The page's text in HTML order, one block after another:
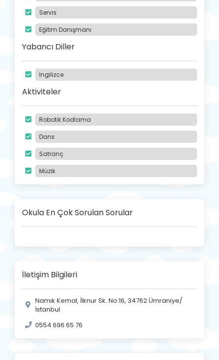
Servis
Eğitim Danışmanı
Yabancı Diller
İngilizce
Aktiviteler
Robotik Kodlama
Dans
Satranç
Müzik
Okula En Çok Sorulan Sorular
İletişim Bilgileri
Namık Kemal, İlknur Sk. No:16, 34762 Ümraniye/
İstanbul
0554 696 65 76